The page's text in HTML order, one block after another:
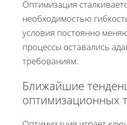
Оптимизация
необходимостью
условия постоянно
процессы оставались
требованиям.
Ближайшие
оптимизационных